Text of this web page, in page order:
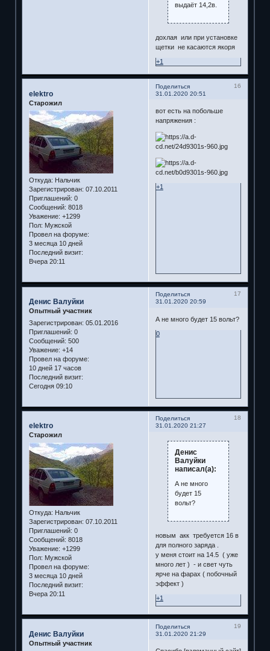
выдаёт 14,2в.
дохлая или при установке
щетки не касаются якоря
+1
Поделиться
16
31.01.2020 20:51
elektro
Старожил
Откуда: Нальчик
Зарегистрирован: 07.10.2011
Приглашений: 0
Сообщений: 8018
Уважение: +1299
Пол: Мужской
Провел на форуме:
3 месяца 10 дней
Последний визит:
Вчера 20:11
вот есть на побольше
напряжения :
+1
Поделиться
17
31.01.2020 20:59
Денис Валуйки
Опытный участник
Зарегистрирован: 05.01.2016
Приглашений: 0
Сообщений: 500
Уважение: +14
Провел на форуме:
10 дней 17 часов
Последний визит:
Сегодня 09:10
А не много будет 15 вольт?
0
Поделиться
18
31.01.2020 21:27
elektro
Старожил
Откуда: Нальчик
Зарегистрирован: 07.10.2011
Приглашений: 0
Сообщений: 8018
Уважение: +1299
Пол: Мужской
Провел на форуме:
3 месяца 10 дней
Последний визит:
Вчера 20:11
Денис
Валуйки
написал(а):
А не много
будет 15
вольт?
новым акк требуется 16 в
для полного заряда .
у меня стоит на 14.5 ( уже
много лет ) - и свет чуть
ярче на фарах ( побочный
эффект )
+1
Поделиться
19
31.01.2020 21:29
Денис Валуйки
Опытный участник